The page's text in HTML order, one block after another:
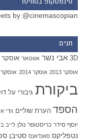
סינמסקופ בטוויטר
by @cinemascopian
תגים
3D אבי נשר אווטאר אוסקר 2009
אוסקר 2013 אוסקר 2014 אוסקר 2015
ביקורת גיבורי על
הספד הערת שוליים וודי
יוסף סידר כריסטופר נולן לייב
נטפליקס סאנדאנס סטיבן